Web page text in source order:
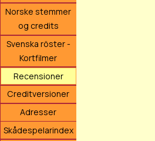
Norske stemmer
og credits
Svenska röster -
Kortfilmer
Recensioner
Creditversioner
Adresser
Skådespelarindex